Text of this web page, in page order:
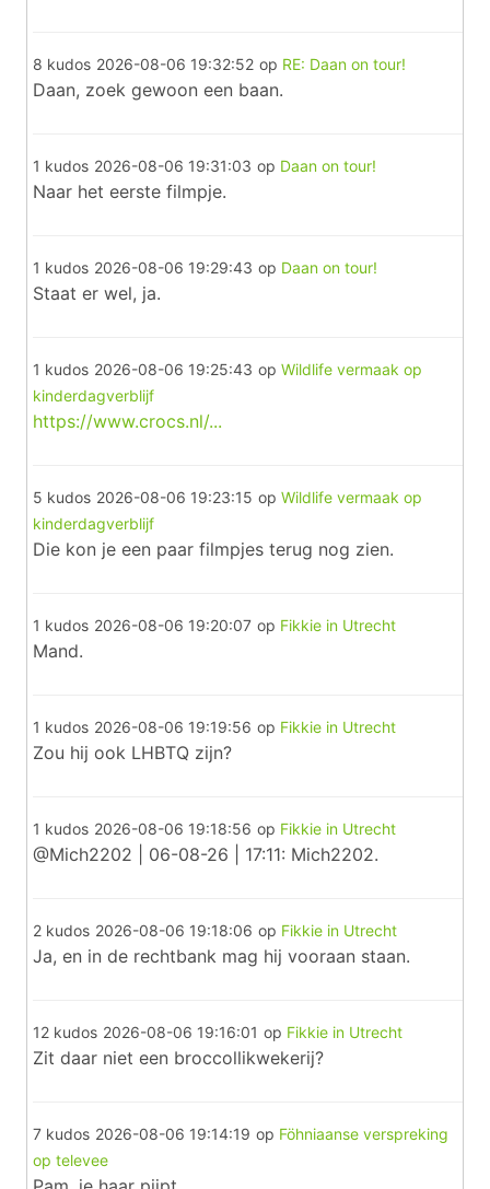
8 kudos 2026-08-06 19:32:52 op RE: Daan on tour!
Daan, zoek gewoon een baan.
1 kudos 2026-08-06 19:31:03 op Daan on tour!
Naar het eerste filmpje.
1 kudos 2026-08-06 19:29:43 op Daan on tour!
Staat er wel, ja.
1 kudos 2026-08-06 19:25:43 op Wildlife vermaak op
kinderdagverblijf
https://www.crocs.nl/...
5 kudos 2026-08-06 19:23:15 op Wildlife vermaak op
kinderdagverblijf
Die kon je een paar filmpjes terug nog zien.
1 kudos 2026-08-06 19:20:07 op Fikkie in Utrecht
Mand.
1 kudos 2026-08-06 19:19:56 op Fikkie in Utrecht
Zou hij ook LHBTQ zijn?
1 kudos 2026-08-06 19:18:56 op Fikkie in Utrecht
@Mich2202 | 06-08-26 | 17:11: Mich2202.
2 kudos 2026-08-06 19:18:06 op Fikkie in Utrecht
Ja, en in de rechtbank mag hij vooraan staan.
12 kudos 2026-08-06 19:16:01 op Fikkie in Utrecht
Zit daar niet een broccollikwekerij?
7 kudos 2026-08-06 19:14:19 op Föhniaanse verspreking
op televee